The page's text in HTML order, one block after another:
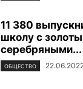
11 380
школу с
серебряными...
ОБЩЕСТВО